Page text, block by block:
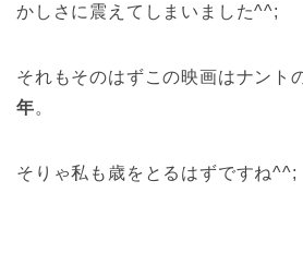
かしさに震えてしまいました^^;
それもそのはずこの映画はナント
年。
そりゃ私も歳をとるはずですね^^;